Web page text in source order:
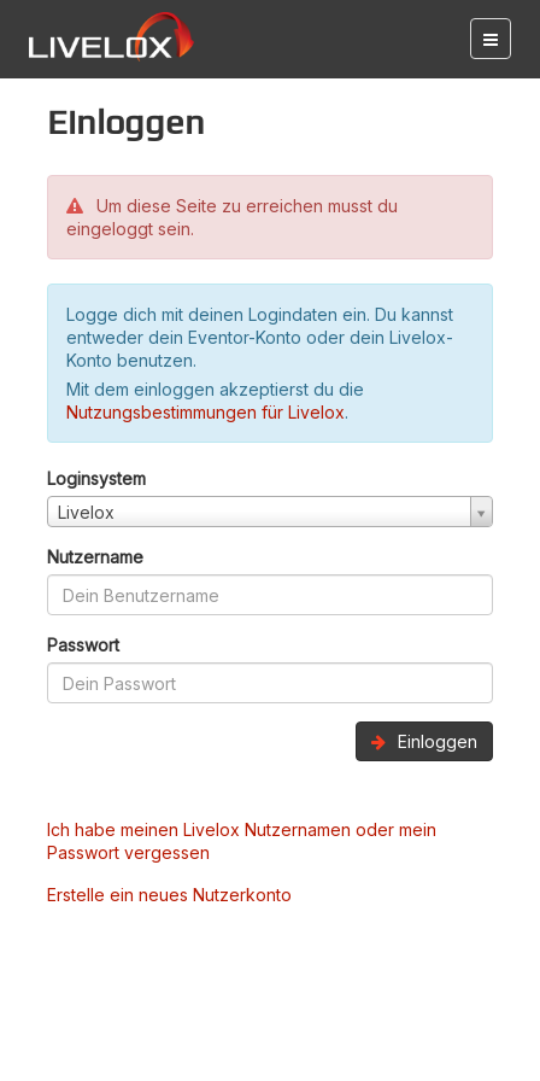
Einloggen
Um diese Seite zu erreichen musst du
eingeloggt sein.
Logge dich mit deinen Logindaten ein. Du kannst
entweder dein Eventor-Konto oder dein Livelox-
Konto benutzen.
Mit dem einloggen akzeptierst du die
Nutzungsbestimmungen für Livelox.
Loginsystem
Livelox
Nutzername
Passwort
Einloggen
Ich habe meinen Livelox Nutzernamen oder mein
Passwort vergessen
Erstelle ein neues Nutzerkonto